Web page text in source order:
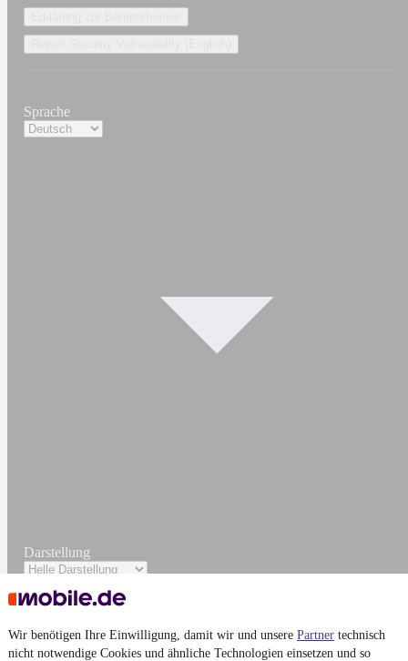
Wir benötigen Ihre Einwilligung, damit wir und unsere Partner technisch
nicht notwendige Cookies und ähnliche Technologien einsetzen und so
Sprache
Darstellung